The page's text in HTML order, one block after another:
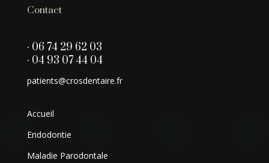
Contact
· 06 74 29 62 03
· 04 93 07 44 04
patients@crosdentaire.fr
Accueil
Endodontie
Maladie Parodontale